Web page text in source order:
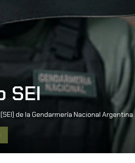
SEI
de la Gendarmería Nacional Argentina